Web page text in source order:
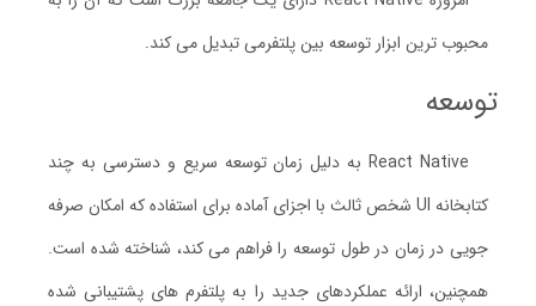
محبوب ترین ابزار توسعه بین پلتفرمی تبدیل می کند.
توسعه
React Native به دلیل زمان توسعه سریع و دسترسی به چند
کتابخانه UI شخص ثالث با اجزای آماده برای استفاده که امکان صرفه
جویی در زمان در طول توسعه را فراهم می کند، شناخته شده است.
همچنین، ارائه عملکردهای جدید را به پلتفرم های پشتیبانی شده